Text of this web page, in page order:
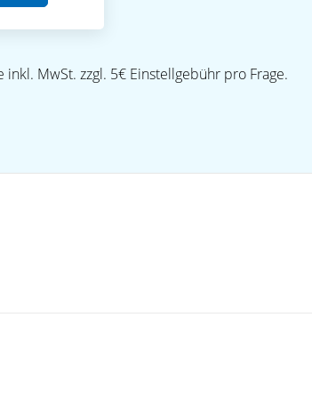
inkl. MwSt. zzgl. 5€ Einstellgebühr pro Frage.